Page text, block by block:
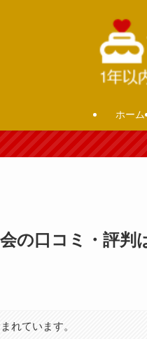
ホーム
会の口コミ・評
れています。